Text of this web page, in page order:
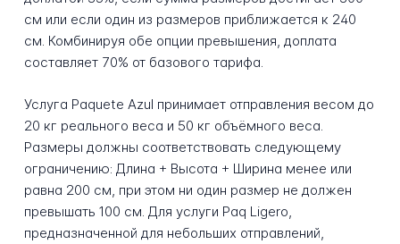
см или если один из размеров приближается к 240
см. Комбинируя обе опции превышения, доплата
составляет 70% от базового тарифа.
Услуга Paquete Azul принимает отправления весом до
20 кг реального веса и 50 кг объёмного веса.
Размеры должны соответствовать следующему
ограничению: Длина + Высота + Ширина менее или
равна 200 см, при этом ни один размер не должен
превышать 100 см. Для услуги Paq Ligero,
предназначенной для небольших отправлений,